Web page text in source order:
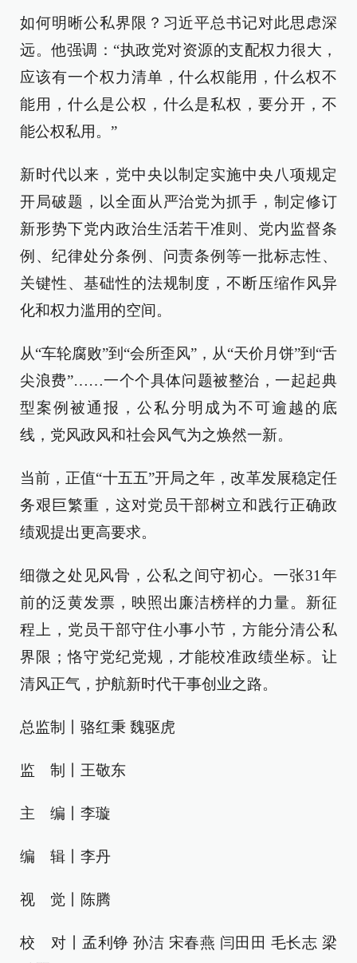
如何明晰公私界限？习近平总书记对此思虑深
远。他强调：“执政党对资源的支配权力很大，
应该有一个权力清单，什么权能用，什么权不
能用，什么是公权，什么是私权，要分开，不
能公权私用。”
新时代以来，党中央以制定实施中央八项规定
开局破题，以全面从严治党为抓手，制定修订
新形势下党内政治生活若干准则、党内监督条
例、纪律处分条例、问责条例等一批标志性、
关键性、基础性的法规制度，不断压缩作风异
化和权力滥用的空间。
从“车轮腐败”到“会所歪风”，从“天价月饼”到“舌
尖浪费”……一个个具体问题被整治，一起起典
型案例被通报，公私分明成为不可逾越的底
线，党风政风和社会风气为之焕然一新。
当前，正值“十五五”开局之年，改革发展稳定任
务艰巨繁重，这对党员干部树立和践行正确政
绩观提出更高要求。
细微之处见风骨，公私之间守初心。一张31年
前的泛黄发票，映照出廉洁榜样的力量。新征
程上，党员干部守住小事小节，方能分清公私
界限；恪守党纪党规，才能校准政绩坐标。让
清风正气，护航新时代干事创业之路。
总监制丨骆红秉 魏驱虎
监 制丨王敬东
主 编丨李璇
编 辑丨李丹
视 觉丨陈腾
校 对丨孟利铮 孙洁 宋春燕 闫田田 毛长志 梁